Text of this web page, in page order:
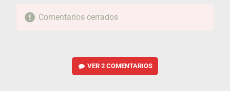
Comentarios cerrados
VER2 COMENTARIOS